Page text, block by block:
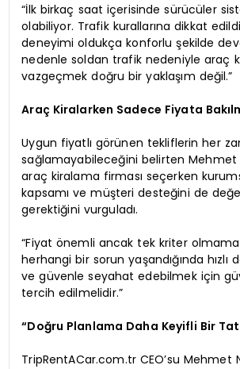
“İlk birkaç saat içerisinde sürücüler
olabiliyor. Trafik kurallarına dikkat
deneyimi oldukça konforlu şekilde
nedenle soldan trafik nedeniyle araç
vazgeçmek doğru bir yaklaşım değil.”
Araç Kiralarken Sadece Fiyata
Uygun fiyatlı görünen tekliflerin her
sağlamayabileceğini belirten Mehmet
araç kiralama firması seçerken
kapsamı ve müşteri desteğini de
gerektiğini vurguladı.
“Fiyat önemli ancak tek kriter
herhangi bir sorun yaşandığında hızlı
ve güvenle seyahat edebilmek için
tercih edilmelidir.”
“Doğru Planlama Daha Keyifli Bir
TripRentACar.com.tr CEO’su Mehmet